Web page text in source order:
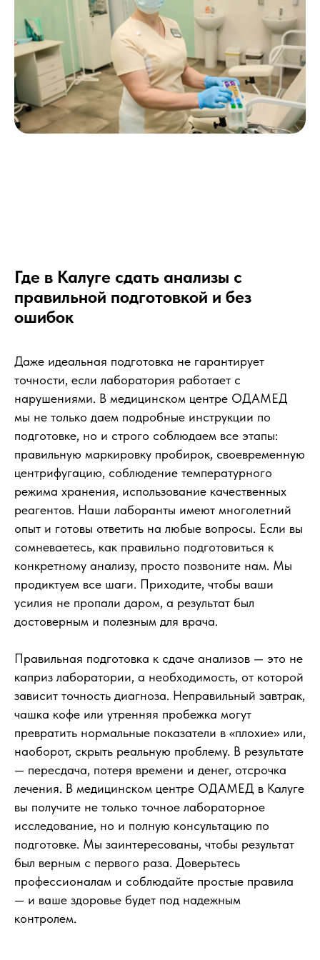
Где в Калуге сдать анализы с
правильной подготовкой и без
ошибок
Даже идеальная подготовка не гарантирует
точности, если лаборатория работает с
нарушениями. В медицинском центре ОДАМЕД
мы не только даем подробные инструкции по
подготовке, но и строго соблюдаем все этапы:
правильную маркировку пробирок, своевременную
центрифугацию, соблюдение температурного
режима хранения, использование качественных
реагентов. Наши лаборанты имеют многолетний
опыт и готовы ответить на любые вопросы. Если вы
сомневаетесь, как правильно подготовиться к
конкретному анализу, просто позвоните нам. Мы
продиктуем все шаги. Приходите, чтобы ваши
усилия не пропали даром, а результат был
достоверным и полезным для врача.
Правильная подготовка к сдаче анализов — это не
каприз лаборатории, а необходимость, от которой
зависит точность диагноза. Неправильный завтрак,
чашка кофе или утренняя пробежка могут
превратить нормальные показатели в «плохие» или,
наоборот, скрыть реальную проблему. В результате
— пересдача, потеря времени и денег, отсрочка
лечения. В медицинском центре ОДАМЕД в Калуге
вы получите не только точное лабораторное
исследование, но и полную консультацию по
подготовке. Мы заинтересованы, чтобы результат
был верным с первого раза. Доверьтесь
профессионалам и соблюдайте простые правила
— и ваше здоровье будет под надежным
контролем.